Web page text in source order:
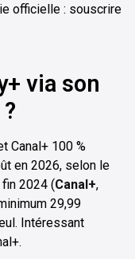
officielle : souscrire
via son
Canal+ 100 %
en 2026, selon le
2024 (Canal+,
29,99
Intéressant